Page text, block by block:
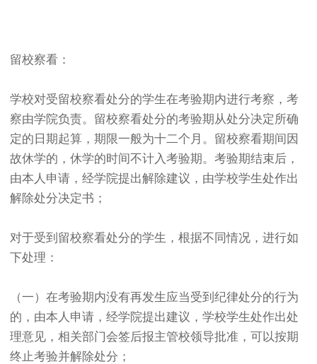
留校察看：
学校对受留校察看处分的学生在考验期内进行考察，考
察由学院负责。留校察看处分的考验期从处分决定所确
定的日期起算，期限一般为十二个月。留校察看期间因
故休学的，休学的时间不计入考验期。考验期结束后，
由本人申请，经学院提出解除建议，由学校学生处作出
解除处分决定书；
对于受到留校察看处分的学生，根据不同情况，进行如
下处理：
（一）在考验期内没有再发生应当受到纪律处分的行为
的，由本人申请，经学院提出建议，学校学生处作出处
理意见，相关部门会签后报主管校领导批准，可以按期
终止考验并解除处分；